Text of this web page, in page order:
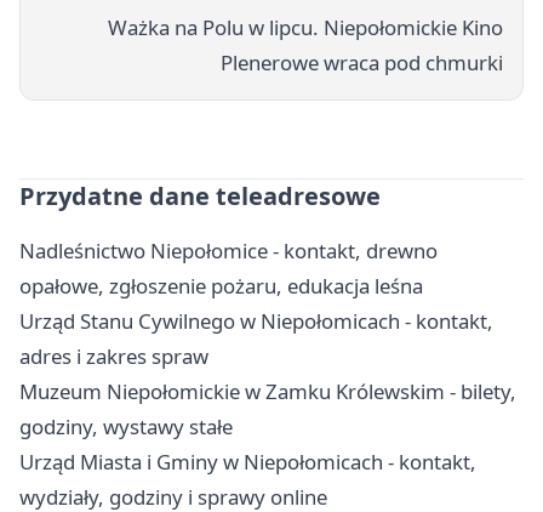
Ważka na Polu w lipcu. Niepołomickie Kino
Plenerowe wraca pod chmurki
Przydatne dane teleadresowe
Nadleśnictwo Niepołomice - kontakt, drewno
opałowe, zgłoszenie pożaru, edukacja leśna
Urząd Stanu Cywilnego w Niepołomicach - kontakt,
adres i zakres spraw
Muzeum Niepołomickie w Zamku Królewskim - bilety,
godziny, wystawy stałe
Urząd Miasta i Gminy w Niepołomicach - kontakt,
wydziały, godziny i sprawy online